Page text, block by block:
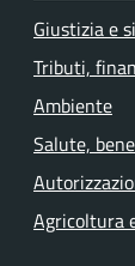
Giustizia e
Tributi,
Ambiente
Salute,
Agricoltura